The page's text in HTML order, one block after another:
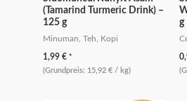
(Tamarind Turmeric Drink) –
125 g
Minuman, Teh, Kopi
1,99€ *
(Grundpreis: 15,92€ / kg)
g